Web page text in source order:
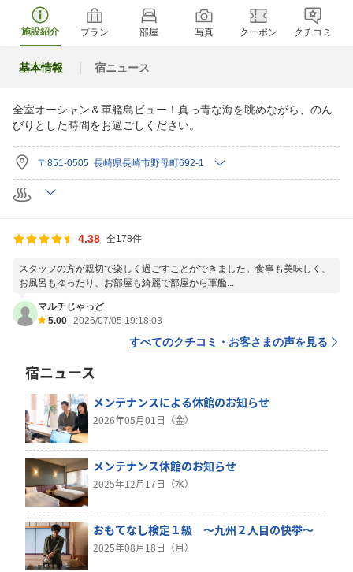
施設紹介 プラン 部屋 写真 クーポン クチコミ
基本情報 宿ニュース
全室オーシャン＆軍艦島ビュー！真っ青な海を眺めながら、のん
びりとした時間をお過ごしください。
〒851-0505 長崎県長崎市野母町692-1
4.38 全178件
スタッフの方が親切で楽しく過ごすことができました。食事も美味しく、
お風呂もゆったり、お部屋も綺麗で部屋から軍艦...
マルチじゃっど
5.00 2026/07/05 19:18:03
すべてのクチコミ・お客さまの声を見る
宿ニュース
メンテナンスによる休館のお知らせ
2026年05月01日（金）
メンテナンス休館のお知らせ
2025年12月17日（水）
おもてなし検定１級 ～九州２人目の快挙～
2025年08月18日（月）